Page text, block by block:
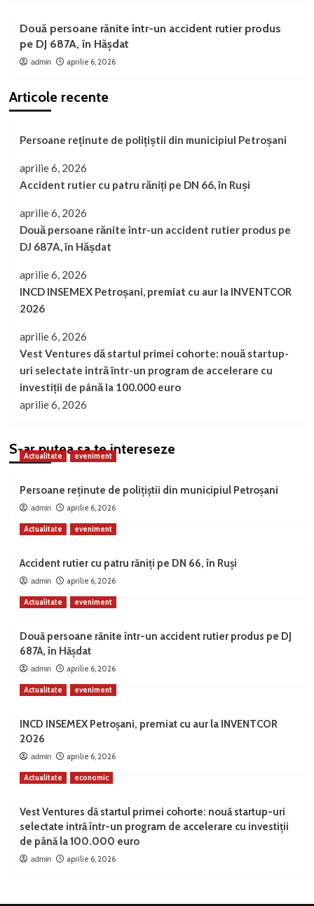
Două persoane rănite într-un accident rutier produs
pe DJ 687A, în Hășdat
admin aprilie 6, 2026
Articole recente
Persoane reținute de polițiștii din municipiul Petroșani
aprilie 6, 2026
Accident rutier cu patru răniți pe DN 66, în Ruși
aprilie 6, 2026
Două persoane rănite într-un accident rutier produs pe
DJ 687A, în Hășdat
aprilie 6, 2026
INCD INSEMEX Petroșani, premiat cu aur la INVENTCOR
2026
aprilie 6, 2026
Vest Ventures dă startul primei cohorte: nouă startup-
uri selectate intră într-un program de accelerare cu
investiții de până la 100.000 euro
aprilie 6, 2026
S-ar putea sa te intereseze
Actualitate eveniment
Persoane reținute de polițiștii din municipiul Petroșani
admin aprilie 6, 2026
Actualitate eveniment
Accident rutier cu patru răniți pe DN 66, în Ruși
admin aprilie 6, 2026
Actualitate eveniment
Două persoane rănite într-un accident rutier produs pe DJ
687A, în Hășdat
admin aprilie 6, 2026
Actualitate eveniment
INCD INSEMEX Petroșani, premiat cu aur la INVENTCOR
2026
admin aprilie 6, 2026
Actualitate economic
Vest Ventures dă startul primei cohorte: nouă startup-uri
selectate intră într-un program de accelerare cu investiții
de până la 100.000 euro
admin aprilie 6, 2026